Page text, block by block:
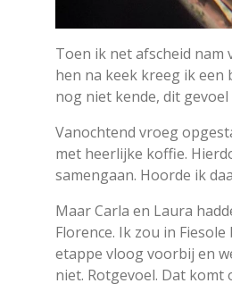
Toen ik net afscheid nam
hen na keek kreeg ik een
nog niet kende, dit
Vanochtend vroeg
met heerlijke koffie.
samengaan. Hoorde ik
Maar Carla en Laura
Florence. Ik zou in
etappe vloog voorbij en
niet. Rotgevoel. Dat komt